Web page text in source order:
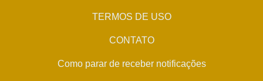
TERMOS DE USO
CONTATO
Como parar de receber notificações